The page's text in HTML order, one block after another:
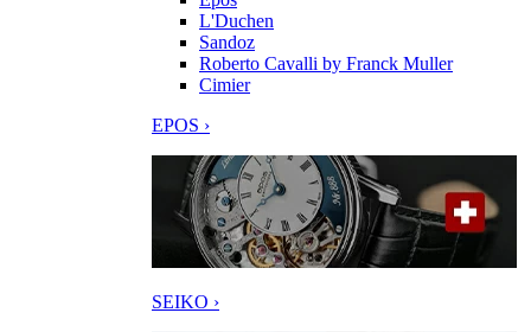
L'Duchen
Sandoz
Roberto Cavalli by Franck Muller
Cimier
EPOS ›
SEIKO ›